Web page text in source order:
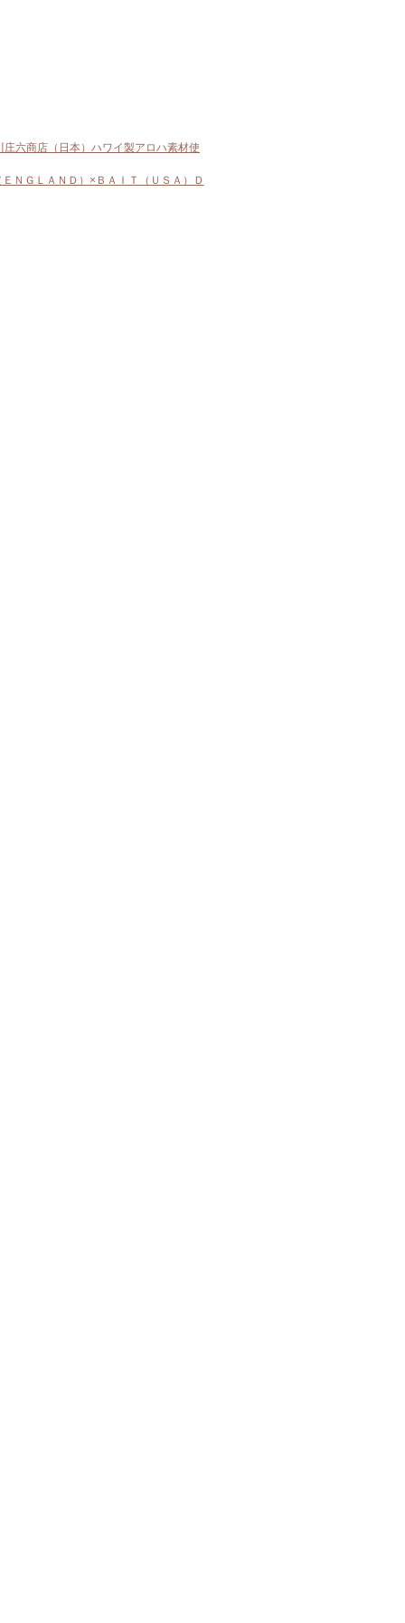
六商店（日本）ハワイ製アロハ素材使
ＮＧＬＡＮＤ）×ＢＡＩＴ（ＵＳＡ）Ｄ